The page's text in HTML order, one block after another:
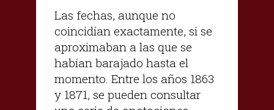
Las fechas, aunque no
coincidían exactamente, si se
aproximaban a las que se
habían barajado hasta el
momento. Entre los años 1863
y 1871, se pueden consultar